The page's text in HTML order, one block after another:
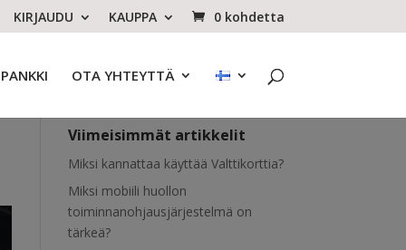
KIRJAUDU KAUPPA 0 kohdetta
OTA YHTEYTTÄ
Viimeisimmät artikkelit
Miksi kannattaa käyttää Valttikorttia?
Miksi mobiili huollon
toiminnanohjausjärjestelmä on
tärkeä?